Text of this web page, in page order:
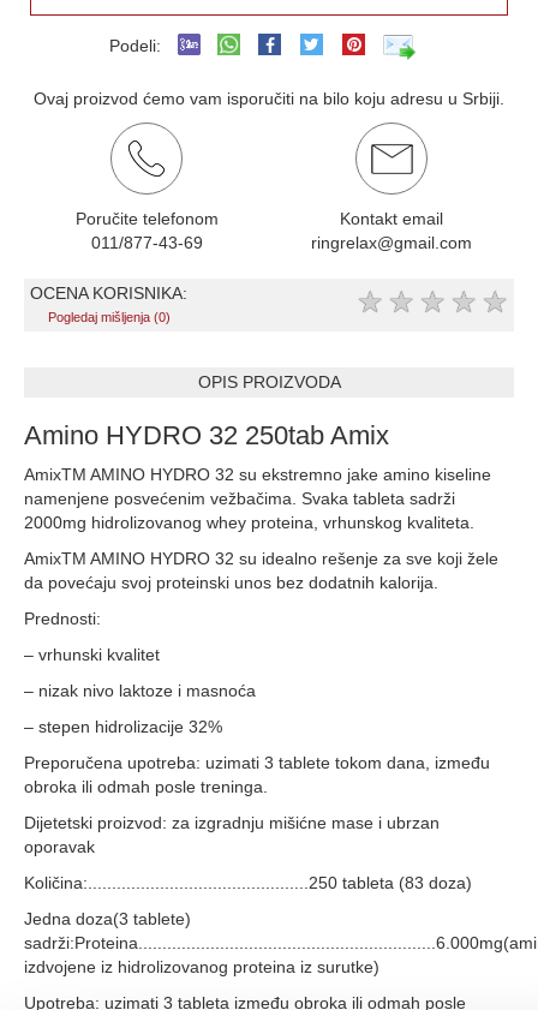
Podeli:
Ovaj proizvod ćemo vam isporučiti na bilo koju adresu u Srbiji.
Poručite telefonom
011/877-43-69
Kontakt email
ringrelax@gmail.com
OCENA KORISNIKA:
Pogledaj mišljenja (0) ★ ★ ★ ★ ★
OPIS PROIZVODA
Amino HYDRO 32 250tab Amix
AmixTM AMINO HYDRO 32 su ekstremno jake amino kiseline
namenjene posvećenim vežbačima. Svaka tableta sadrži
2000mg hidrolizovanog whey proteina, vrhunskog kvaliteta.
AmixTM AMINO HYDRO 32 su idealno rešenje za sve koji žele
da povećaju svoj proteinski unos bez dodatnih kalorija.
Prednosti:
– vrhunski kvalitet
– nizak nivo laktoze i masnoća
– stepen hidrolizacije 32%
Preporučena upotreba: uzimati 3 tablete tokom dana, između
obroka ili odmah posle treninga.
Dijetetski proizvod: za izgradnju mišićne mase i ubrzan
oporavak
Količina:..............................................250 tableta (83 doza)
Jedna doza(3 tablete)
izdvojene iz hidrolizovanog proteina iz surutke)
Upotreba: uzimati 3 tableta između obroka ili odmah posle